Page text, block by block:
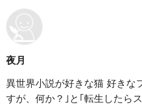
夜月
異世界小説が好きな猫 好きな
すが、何か？｣と｢転生したら